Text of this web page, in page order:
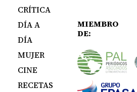
CRÍTICA
DÍA A
DÍA
MUJER
CINE
RECETAS
MIEMBRO
DE: